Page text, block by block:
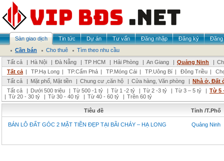
Sàn giao dịch Tin tức Dự án Tư vấn Đăng nhập Đăng ký
Đăng
Cần bán
Cho thuê
Tìm theo nhu cầu
Tất cả
| Hà Nội | Đà Nẵng | TP HCM | Hải Phòng | An Giang | Quảng Ninh |
Tất cả | TP.Hạ Long | TP.Cẩm Phả | TP.Móng Cái | TP.Uông Bí | Đông Triều |
Tất cả
| Mặt phố, Mặt tiền | Chung cư ,căn hộ | Cửa hàng, Văn phòng | Nhà ở, Đất
Tất cả
| Dưới 500 triệu | Từ 500 -1 tỷ | Từ 1 -2 tỷ | Từ 2 -3 tỷ | Từ 3 – 5 tỷ | Từ 5
| Từ 20 - 30 tỷ | Từ 30 - 40 tỷ | Từ 40 - 60 tỷ | Trên 60 tỷ
Tiêu đề Tỉnh /T.Phố
BÁN LÔ ĐẤT GÓC 2 MẶT TIỀN ĐẸP TẠI BÃI CHÁY – HẠ LONG Quảng Ninh